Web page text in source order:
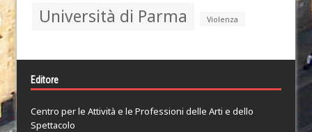
Università di Parma Violenza
Editore
Centro per le Attività e le Professioni delle Arti e dello
Spettacolo